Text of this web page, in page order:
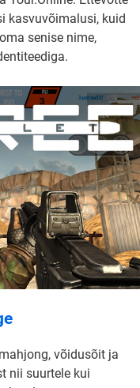
kasvuvõimalusi, kuid
senise nime,
võidusõit ja
nii suurtele kui